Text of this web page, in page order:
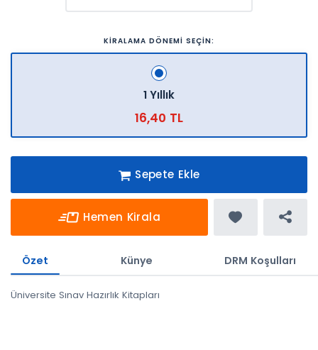
KİRALAMA DÖNEMİ SEÇİN:
1 Yıllık
16,40 TL
Sepete Ekle
Hemen Kirala
Özet Künye DRM Koşulları
Üniversite Sınav Hazırlık Kitapları